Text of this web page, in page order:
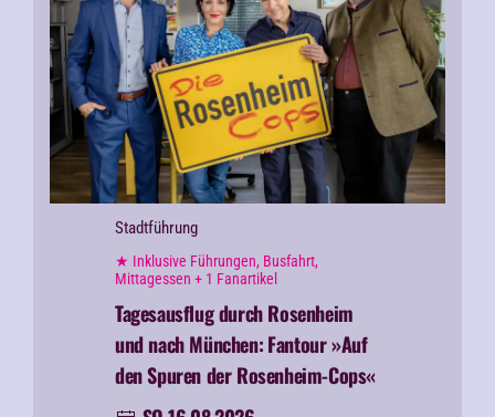
Stadtführung
★ Inklusive Führungen, Busfahrt,
Mittagessen + 1 Fanartikel
Tagesausflug durch Rosenheim
und nach München:Fantour »Auf
den Spuren der Rosenheim-Cops«